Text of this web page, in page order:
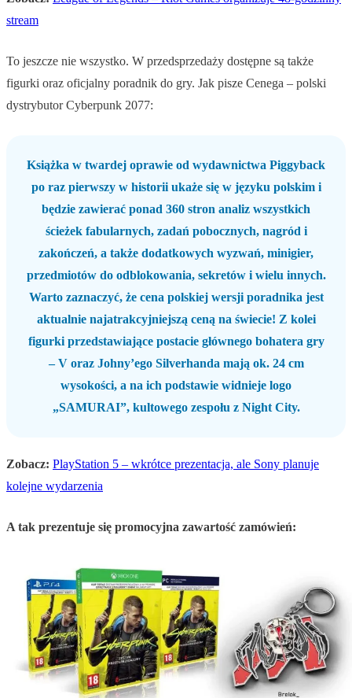
stream
To jeszcze nie wszystko. W przedsprzedaży dostępne są także
figurki oraz oficjalny poradnik do gry. Jak pisze Cenega – polski
dystrybutor Cyberpunk 2077:
Książka w twardej oprawie od wydawnictwa Piggyback
po raz pierwszy w historii ukaże się w języku polskim i
będzie zawierać ponad 360 stron analiz wszystkich
ścieżek fabularnych, zadań pobocznych, nagród i
zakończeń, a także dodatkowych wyzwań, minigier,
przedmiotów do odblokowania, sekretów i wielu innych.
Warto zaznaczyć, że cena polskiej wersji poradnika jest
aktualnie najatrakcyjniejszą ceną na świecie! Z kolei
figurki przedstawiające postacie głównego bohatera gry
– V oraz Johny’ego Silverhanda mają ok. 24 cm
wysokości, a na ich podstawie widnieje logo
„SAMURAI”, kultowego zespołu z Night City.
Zobacz: PlayStation 5 – wkrótce prezentacja, ale Sony planuje
kolejne wydarzenia
A tak prezentuje się promocyjna zawartość zamówień: